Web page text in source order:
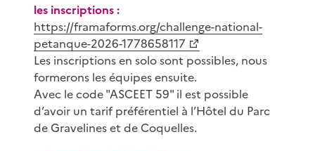
les inscriptions :
https://framaforms.org/challenge-national-
petanque-2026-1778658117
Les inscriptions en solo sont possibles, nous
formerons les équipes ensuite.
Avec le code "ASCEET 59" il est possible
d’avoir un tarif préférentiel à l’Hôtel du Parc
de Gravelines et de Coquelles.